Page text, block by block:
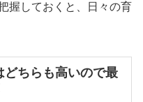
握しておくと、日々の育
ちらも高いので最